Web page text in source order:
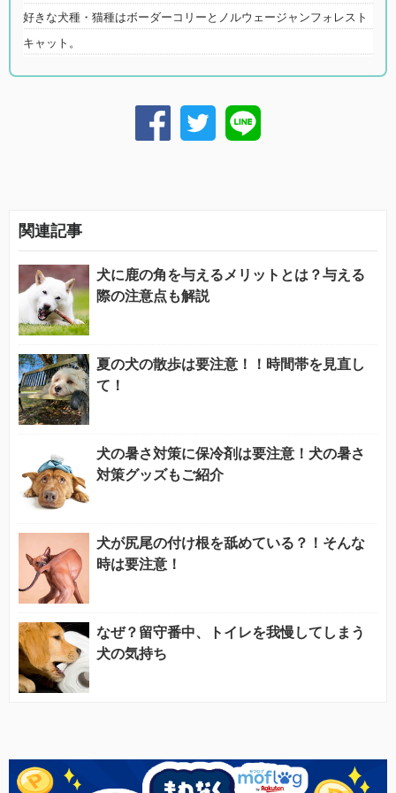
好きな犬種・猫種はボーダーコリーとノルウェージャンフォレスト
キャット。
関連記事
犬に鹿の角を与えるメリットとは？与える
際の注意点も解説
夏の犬の散歩は要注意！！時間帯を見直し
て！
犬の暑さ対策に保冷剤は要注意！犬の暑さ
対策グッズもご紹介
犬が尻尾の付け根を舐めている？！そんな
時は要注意！
なぜ？留守番中、トイレを我慢してしまう
犬の気持ち